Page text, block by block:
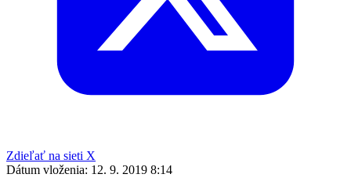
Zdieľať na sieti X
Dátum vloženia: 12. 9. 2019 8:14